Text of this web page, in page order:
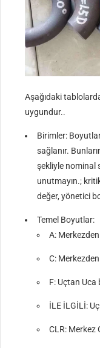
Aşağıdaki
uygundur..
Birimler:
sağlanır.
şekliyle nominal
unutmayın.;
değer, yönetici
Temel Boyutlar:
A:
C:
F: Uçtan
İLE İLGİLİ:
CLR: Merkez